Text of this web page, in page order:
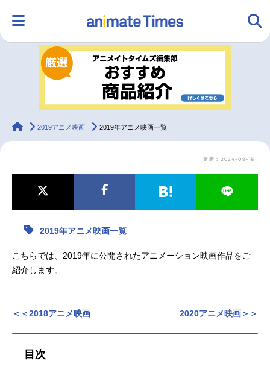
ランキング アニメ
ラジオ みんなの声
アニメ記事一覧
今期アニメ曜日別一覧
animateTimes
2019アニメ映画 2019年アニメ映画一覧
更新：2024-09-15
2019年アニメ映画一覧
こちらでは、2019年に公開されたアニメーション映画作品をご
紹介します。
2020アニメ映画＞＞
＜＜2018アニメ映画
目次